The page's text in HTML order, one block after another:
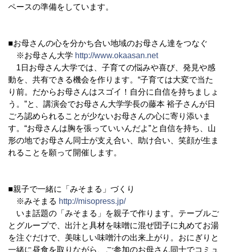
ペースの準備をしています。
■お母さんの心を分かち合い地域のお母さん達をつなぐ
※お母さん大学 http://www.okaasan.net
1日お母さん大学では、子育ての悩みや喜び、発見や感
動を、共有できる機会を作ります。“子育ては大変で当た
り前。だからお母さんはスゴイ！自分に自信を持ちましょ
う。”と、講演会でお母さん大学学長の藤本 裕子さんが日
ごろ認められることが少ないお母さんの心に寄り添いま
す。“お母さんは胸を張っていいんだよ”と自信を持ち、山
形の地でお母さん同士が支え合い、助け合い、笑顔が生ま
れることを願って開催します。
■親子で一緒に「みそまる」づくり
※みそまる http://misopress.jp/
いま話題の「みそまる」を親子で作ります。テーブルご
とグループで、出汁と具材を味噌に混ぜ団子に丸めてお湯
を注ぐだけで、美味しい味噌汁の出来上がり。おにぎりと
一緒に昼食を取りながら、ご参加のお母さん同士でコミュ